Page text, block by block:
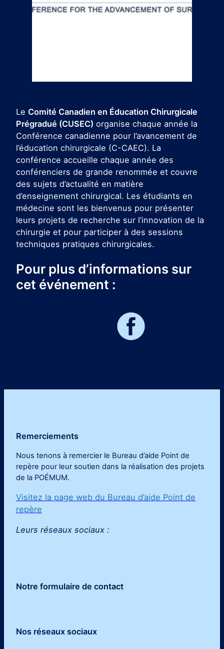
Le Comité Canadien en Éducation Chirurgicale
Prégradué (CUSEC) organise chaque année la
Conférence canadienne pour l’avancement de
l’éducation chirurgicale (C-CAEC). La
conférence accueille chaque année des
conférenciers de grande renommée et couvre
des sujets d’actualité en matière
d’enseignement chirurgical. Les étudiants en
médecine sont les bienvenus pour présenter
leurs projets de recherche sur l’innovation de la
chirurgie et pour participer à des sessions
techniques pratiques chirurgicales.
Pour plus d’informations sur
cet événement :
Remerciements
Nous tenons à remercier le Bureau d’aide Point de
repère pour leur soutien dans la réalisation des projets
de la POÉMUM.
Visitez la page web du Bureau d’aide Point de
repère
Leurs réseaux sociaux :
Notre formulaire de contact
Nos réseaux sociaux